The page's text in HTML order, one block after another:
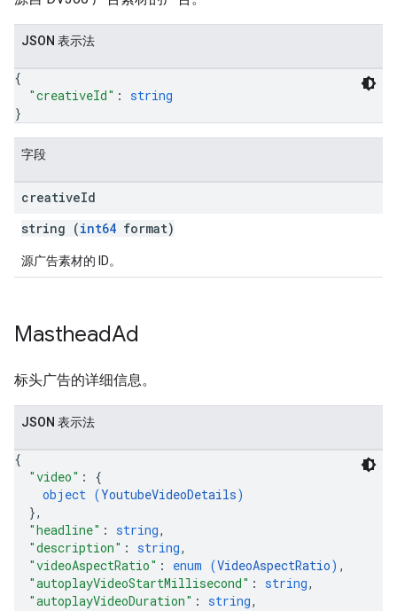
JSON 表示法
{
"creativeId" : string
}
字段
creativeId
string (int64 format)
源广告素材的 ID。
MastheadAd
标头广告的详细信息。
JSON 表示法
{
"video" : {
object (YoutubeVideoDetails)
},
"headline" : string,
"description" : string,
"videoAspectRatio" : enum (VideoAspectRatio) ,
"autoplayVideoStartMillisecond" : string,
"autoplayVideoDuration" : string,